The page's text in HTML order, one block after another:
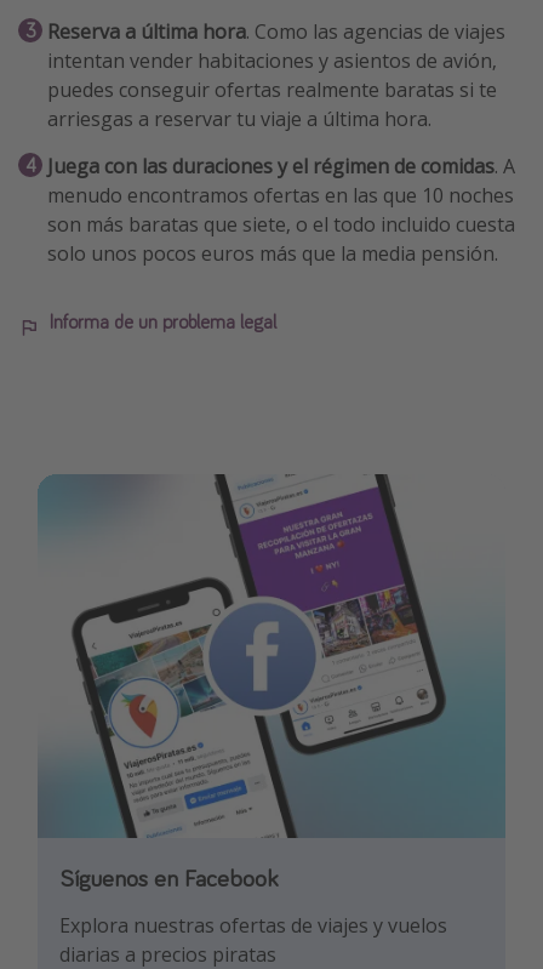
Reserva a última hora. Como las agencias de viajes
intentan vender habitaciones y asientos de avión,
puedes conseguir ofertas realmente baratas si te
arriesgas a reservar tu viaje a última hora.
Juega con las duraciones y el régimen de comidas. A
menudo encontramos ofertas en las que 10 noches
son más baratas que siete, o el todo incluido cuesta
solo unos pocos euros más que la media pensión.
Informa de un problema legal
Síguenos en Facebook
Explora nuestras ofertas de viajes y vuelos
diarias a precios piratas
Síguenos en TikTok
¡Para enterarte de las mejores ofertas y los
mejores trucos de viaje!